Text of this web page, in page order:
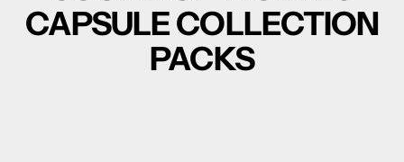
CAPSULE COLLECTION
PACKS